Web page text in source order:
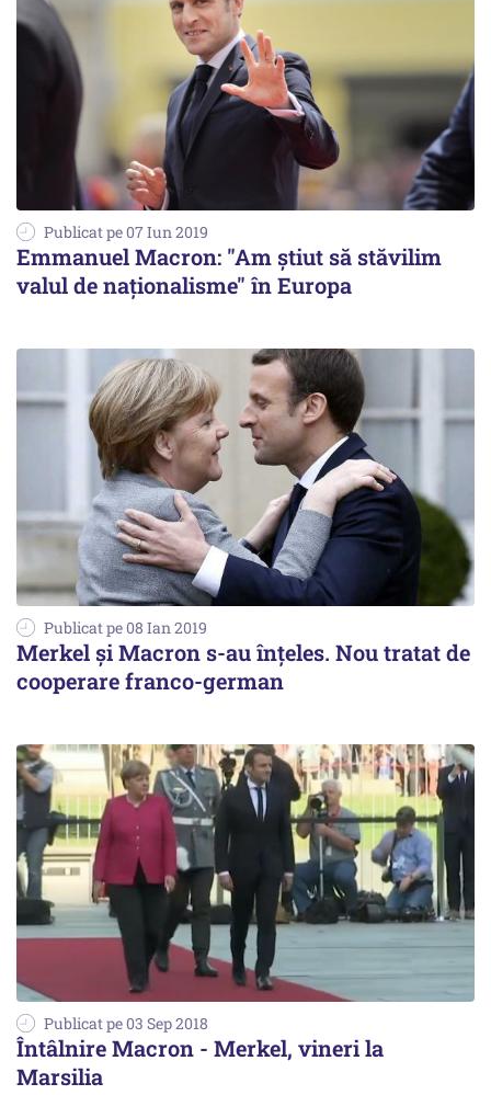
Publicat pe 07 Iun 2019
Emmanuel Macron: "Am ştiut să stăvilim
valul de naţionalisme" în Europa
Publicat pe 08 Ian 2019
Merkel și Macron s-au înțeles. Nou tratat de
cooperare franco-german
Publicat pe 03 Sep 2018
Întâlnire Macron - Merkel, vineri la
Marsilia